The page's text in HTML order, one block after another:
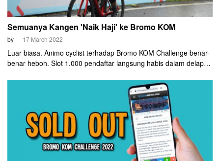
Semuanya Kangen 'Naik Haji' ke Bromo KOM
by 17 March 2022
Luar biasa. Animo cyclist terhadap Bromo KOM Challenge benar-
benar heboh. Slot 1.000 pendaftar langsung habis dalam delapan